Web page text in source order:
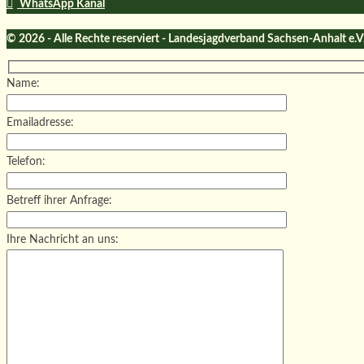
WhatsApp Kanal
© 2026 - Alle Rechte reserviert - Landesjagdverband Sachsen-Anhalt
Name:
Emailadresse:
Telefon:
Betreff ihrer Anfrage:
Ihre Nachricht an uns: